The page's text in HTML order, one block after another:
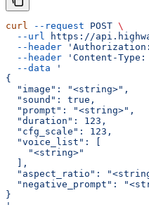
curl --request POST \
  --url
https://
  --header
  --header
'Content-
  --data
'
{
  "image": "<string>",
  "sound": true,
  "prompt": "<string>",
  "duration": 123,
  "cfg_scale": 123,
  "voice_list": [
    "<string>"
  ],
"aspect_ratio":
"negative_prompt":
}
'